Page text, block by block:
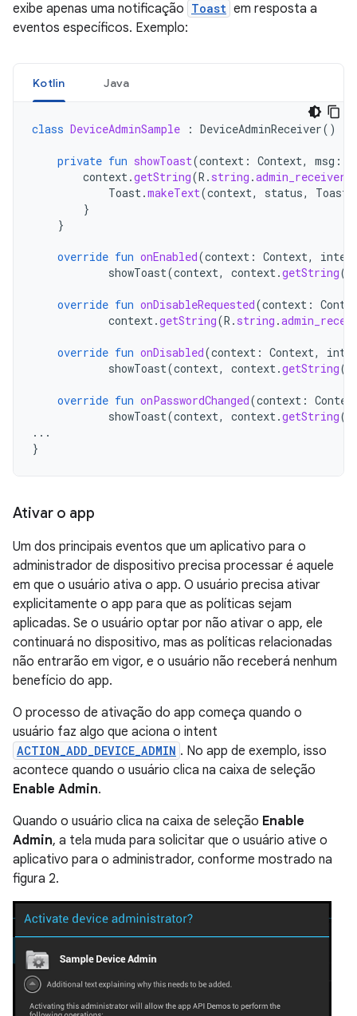
exibe apenas uma notificação Toast em resposta a
eventos específicos. Exemplo:
Kotlin Java
class DeviceAdminSample : DeviceAdminReceiver()
private fun showToast(context : Context, msg :
context.getString(R . string .
Toast.makeText(context, status, Toast
}
}
override fun onEnabled(context : Context,
showToast(context, context.getString(
override fun onDisableRequested(context :
context.getString(R . string .
override fun onDisabled(context : Context,
showToast(context, context.getString(
override fun onPasswordChanged(context :
showToast(context, context.getString(
...
}
Ativar o app
Um dos principais eventos que um aplicativo para o
administrador de dispositivo precisa processar é aquele
em que o usuário ativa o app. O usuário precisa ativar
explicitamente o app para que as políticas sejam
aplicadas. Se o usuário optar por não ativar o app, ele
continuará no dispositivo, mas as políticas relacionadas
não entrarão em vigor, e o usuário não receberá nenhum
benefício do app.
O processo de ativação do app começa quando o
usuário faz algo que aciona o intent
ACTION_ADD_DEVICE_ADMIN . No app de exemplo, isso
acontece quando o usuário clica na caixa de seleção
Enable Admin.
Quando o usuário clica na caixa de seleção Enable
Admin, a tela muda para solicitar que o usuário ative o
aplicativo para o administrador, conforme mostrado na
figura 2.